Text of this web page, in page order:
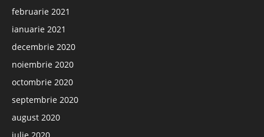
februarie 2021
ianuarie 2021
decembrie 2020
noiembrie 2020
octombrie 2020
septembrie 2020
august 2020